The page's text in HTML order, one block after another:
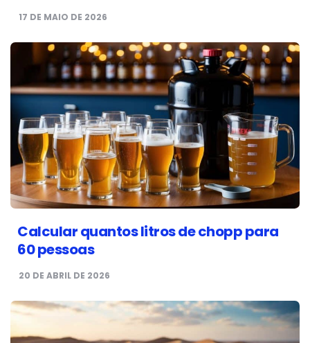
17 DE MAIO DE 2026
Calcular quantos litros de chopp para
60 pessoas
20 DE ABRIL DE 2026